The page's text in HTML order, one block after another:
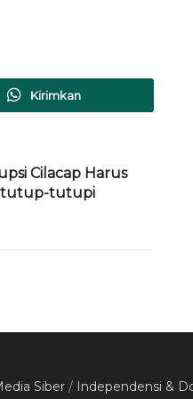
Kirimkan
Cilacap Harus
tutupi
Siber / Independensi &